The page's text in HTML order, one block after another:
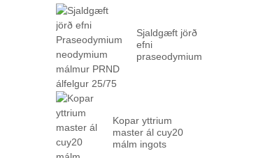
Sjaldgæft jörð
efni
praseodymium
Kopar yttrium
master ál cuy20
málm ingots